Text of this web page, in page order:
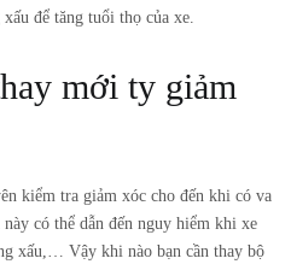
để tăng tuổi thọ của xe.
mới ty giảm
kiểm tra giảm xóc cho đến khi có va
có thể dẫn đến nguy hiểm khi xe
xấu,… Vậy khi nào bạn cần thay bộ